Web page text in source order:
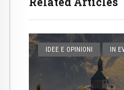
IDEE E OPINIONI IN